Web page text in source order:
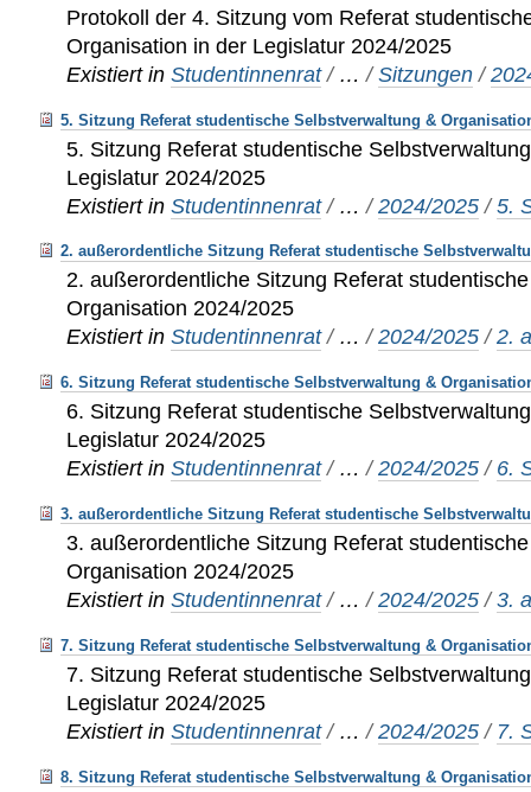
Protokoll der 4. Sitzung vom Referat
Organisation in der Legislatur 2024/2025
Existiert in Studentinnenrat / …/Sitzungen /
5. Sitzung Referat studentische Selbstverwaltung &
5. Sitzung Referat studentische
Legislatur 2024/2025
Existiert in Studentinnenrat / …/2024/2025 /5.
2. außerordentliche Sitzung Referat studentische
2. außerordentliche Sitzung Referat
Organisation 2024/2025
Existiert in Studentinnenrat / …/2024/2025 /2.
6. Sitzung Referat studentische Selbstverwaltung &
6. Sitzung Referat studentische
Legislatur 2024/2025
Existiert in Studentinnenrat / …/2024/2025 / 6.
3. außerordentliche Sitzung Referat studentische
3. außerordentliche Sitzung Referat
Organisation 2024/2025
Existiert in Studentinnenrat / …/2024/2025 /3.
7. Sitzung Referat studentische Selbstverwaltung &
7. Sitzung Referat studentische
Legislatur 2024/2025
Existiert in Studentinnenrat / …/2024/2025 / 7.
8. Sitzung Referat studentische Selbstverwaltung &